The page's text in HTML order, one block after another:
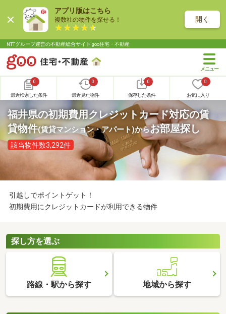
アプリ版はこちら
複数社の物件を探せる！ 開く
NTTグループ運営の不動産総合サイト goo住宅・不動産
0
最近検索した条件
0
最近見た物件
0
保存した条件
0
お気に入り
福井県の初期費用クレジットカード対応の賃
貸物件(賃貸マンション・アパート)からお部屋探し
該当物件数3,292件
引越しでポイントゲット！
初期費用にクレジットカードが利用できる物件
探し方を選ぶ
路線・駅から探す 地域から探す